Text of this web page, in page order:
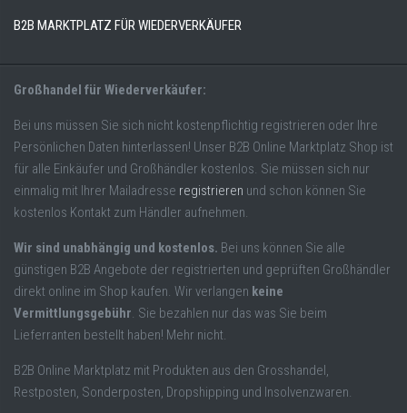
B2B MARKTPLATZ FÜR WIEDERVERKÄUFER
Großhandel für Wiederverkäufer:
Bei uns müssen Sie sich nicht kostenpflichtig registrieren oder Ihre
Persönlichen Daten hinterlassen! Unser B2B Online Marktplatz Shop ist
für alle Einkäufer und Großhändler kostenlos. Sie müssen sich nur
einmalig mit Ihrer Mailadresse registrieren und schon können Sie
kostenlos Kontakt zum Händler aufnehmen.
Wir sind unabhängig und kostenlos. Bei uns können Sie alle
günstigen B2B Angebote der registrierten und geprüften Großhändler
direkt online im Shop kaufen. Wir verlangen keine
Vermittlungsgebühr. Sie bezahlen nur das was Sie beim
Lieferranten bestellt haben! Mehr nicht.
B2B Online Marktplatz mit Produkten aus den Grosshandel,
Restposten, Sonderposten, Dropshipping und Insolvenzwaren.